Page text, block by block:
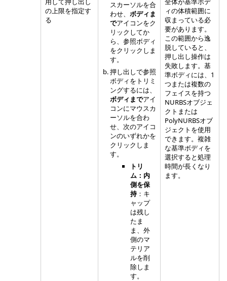
の上限を指定す
る
スカーソルを合
わせ、 ボディま
でアイコンをク
リックしてか
ら、参照ボディ
をクリックしま
す。
押し出しで参照
ボディをトリミ
ングするには、
ボディまでアイ
コンにマウスカ
ーソルを合わ
せ、次のアイコ
ンのいずれかを
クリックしま
す。
トリ
ム：内
側を保
持 ：キ
ャップ
は残し
たま
ま、外
側のマ
テリア
ルを削
除しま
す。
ィの体積範囲に
収まっている必
要があります。
この範囲から逸
脱していると、
押し出し操作は
失敗します。基
準ボディには、1
つまたは複数の
フェイスを持つ
NURBSオブジェ
クトまたは
PolyNURBSオブ
ジェクトを使用
できます。複雑
な基準ボディを
選択すると処理
時間が長くなり
ます。